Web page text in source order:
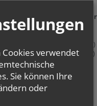
am 22. März 2027, 18
Chrisamöls für die Firmung)
der eigenen Pfarre
von Samstag auf Sonntag)
etwaigen Firmpaten (im Kurs)
am 3. Mai 2027
verwendet
Sie können Ihre
oder